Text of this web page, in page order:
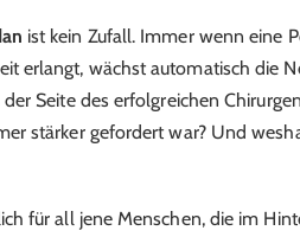
ist kein Zufall. Immer wenn eine
erlangt, wächst automatisch die
Seite des erfolgreichen
stärker gefordert war? Und
für all jene Menschen, die im